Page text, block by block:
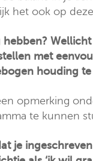
het ook op
met
houding
opmerking
te kunnen
je